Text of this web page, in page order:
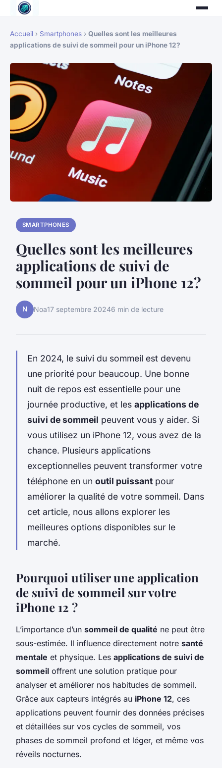
Accueil › Smartphones › Quelles sont les meilleures
applications de suivi de sommeil pour un iPhone 12?
SMARTPHONES
Quelles sont les meilleures
applications de suivi de
sommeil pour un iPhone 12?
N Noa17 septembre 20246 min de lecture
En 2024, le suivi du sommeil est devenu
une priorité pour beaucoup. Une bonne
nuit de repos est essentielle pour une
journée productive, et les applications de
suivi de sommeil peuvent vous y aider. Si
vous utilisez un iPhone 12, vous avez de la
chance. Plusieurs applications
exceptionnelles peuvent transformer votre
téléphone en un outil puissant pour
améliorer la qualité de votre sommeil. Dans
cet article, nous allons explorer les
meilleures options disponibles sur le
marché.
Pourquoi utiliser une application
de suivi de sommeil sur votre
iPhone 12 ?
L’importance d’un sommeil de qualité ne peut être
sous-estimée. Il influence directement notre santé
mentale et physique. Les applications de suivi de
sommeil offrent une solution pratique pour
analyser et améliorer nos habitudes de sommeil.
Grâce aux capteurs intégrés au iPhone 12, ces
applications peuvent fournir des données précises
et détaillées sur vos cycles de sommeil, vos
phases de sommeil profond et léger, et même vos
réveils nocturnes.